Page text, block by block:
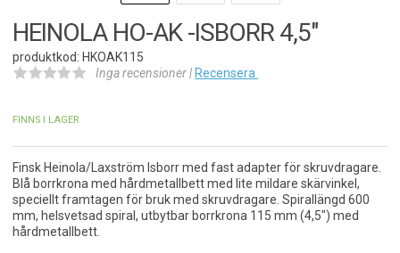
HEINOLA HO-AK -ISBORR 4,5"
produktkod: HKOAK115
Inga recensioner | Recensera
FINNS I LAGER
Finsk Heinola/Laxström Isborr med fast adapter för skruvdragare.
Blå borrkrona med hårdmetallbett med lite mildare skärvinkel,
speciellt framtagen för bruk med skruvdragare. Spirallängd 600
mm, helsvetsad spiral, utbytbar borrkrona 115 mm (4,5") med
hårdmetallbett.